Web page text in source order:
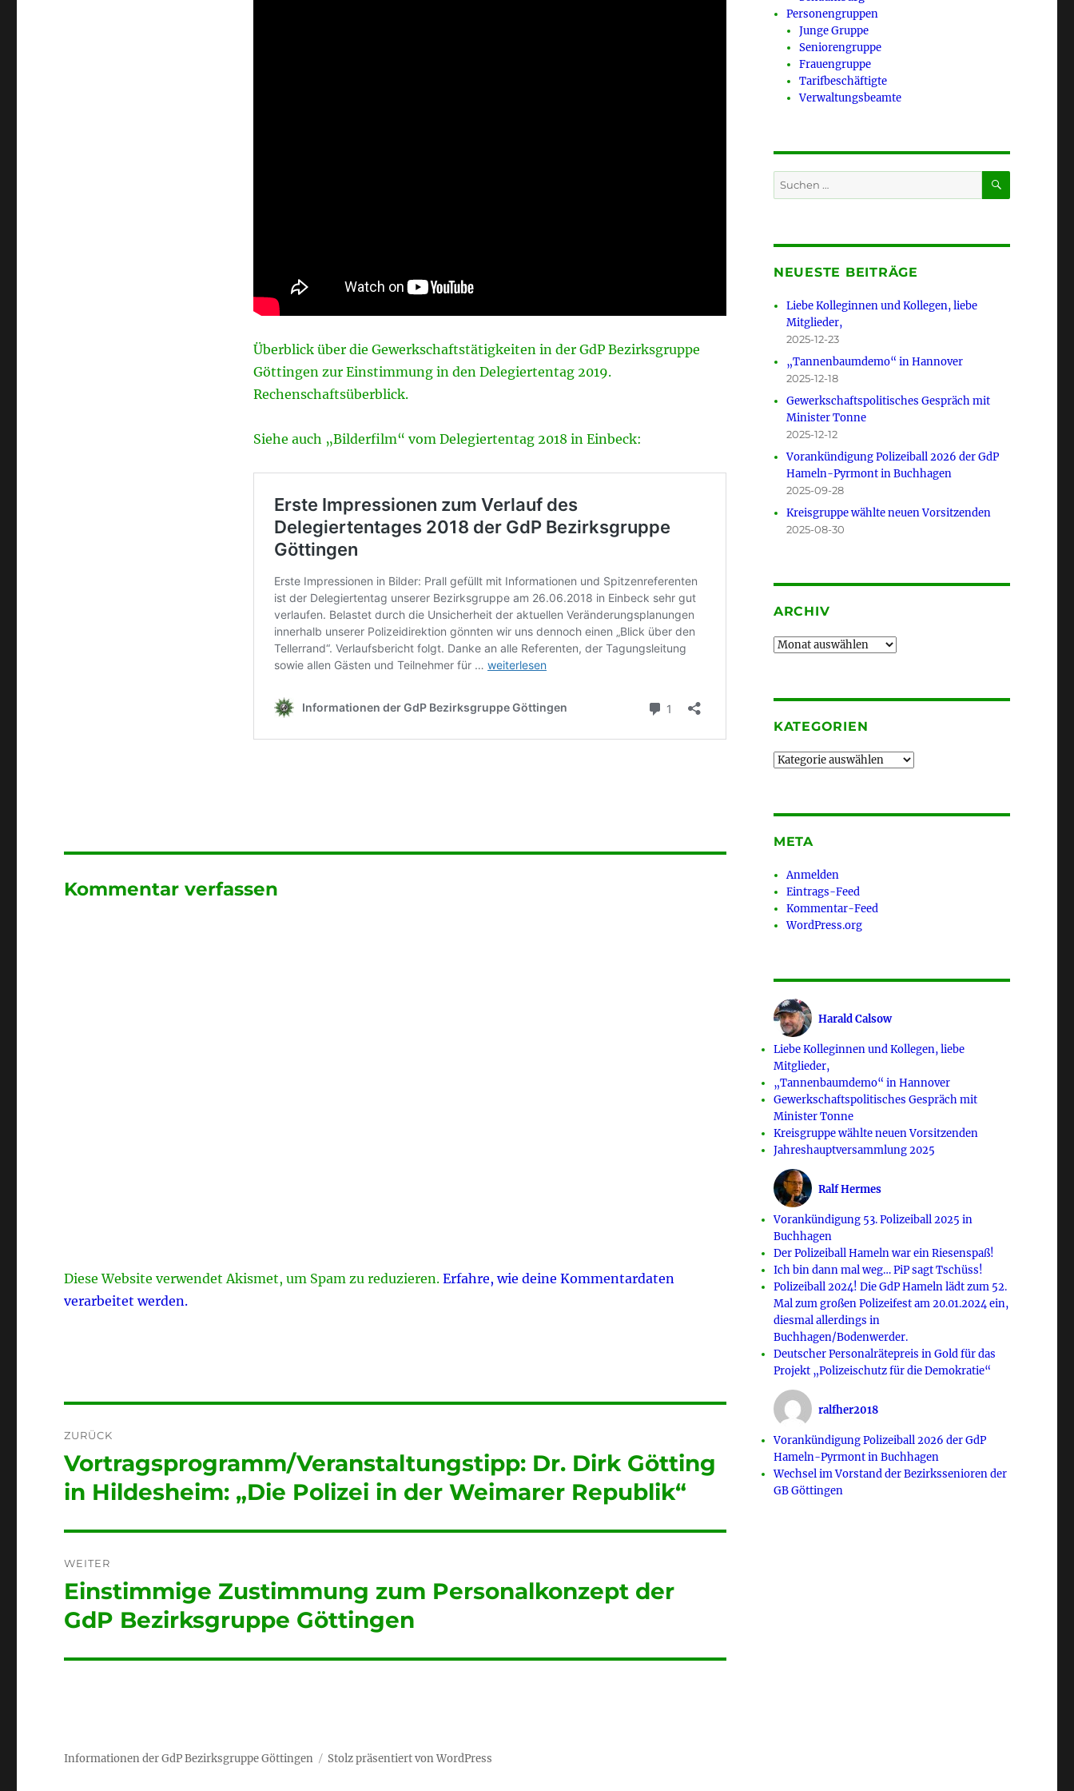
Überblick über die Gewerkschaftstätigkeiten in der GdP Bezirksgruppe
Göttingen zur Einstimmung in den Delegiertentag 2019.
Rechenschaftsüberblick.
Siehe auch „Bilderfilm“ vom Delegiertentag 2018 in Einbeck:
Kommentar verfassen
Diese Website verwendet Akismet, um Spam zu reduzieren.Erfahre, wie deine Kommentardaten
verarbeitet werden.
ZURÜCK
Vorheriger
Beitrag:
Vortragsprogramm/Veranstaltungstipp: Dr. Dirk Götting
in Hildesheim: „Die Polizei in der Weimarer Republik“
WEITER
Nächster
Beitrag:
Einstimmige Zustimmung zum Personalkonzept der
GdP Bezirksgruppe Göttingen
Personengruppen
Junge Gruppe
Seniorengruppe
Frauengruppe
Tarifbeschäftigte
Verwaltungsbeamte
Suchen
nach:
SUCHEN
NEUESTE BEITRÄGE
Liebe Kolleginnen und Kollegen, liebe
Mitglieder,
2025-12-23
„Tannenbaumdemo“ in Hannover
2025-12-18
Gewerkschaftspolitisches Gespräch mit
Minister Tonne
2025-12-12
Vorankündigung Polizeiball 2026 der GdP
Hameln-Pyrmont in Buchhagen
2025-09-28
Kreisgruppe wählte neuen Vorsitzenden
2025-08-30
ARCHIV
Archiv
KATEGORIEN
Kategorien
META
Anmelden
Eintrags-Feed
Kommentar-Feed
WordPress.org
Harald Calsow
Liebe Kolleginnen und Kollegen, liebe
Mitglieder,
„Tannenbaumdemo“ in Hannover
Gewerkschaftspolitisches Gespräch mit
Minister Tonne
Kreisgruppe wählte neuen Vorsitzenden
Jahreshauptversammlung 2025
Ralf Hermes
Vorankündigung 53. Polizeiball 2025 in
Buchhagen
Der Polizeiball Hameln war ein Riesenspaß!
Ich bin dann mal weg… PiP sagt Tschüss!
Polizeiball 2024! Die GdP Hameln lädt zum 52.
Mal zum großen Polizeifest am 20.01.2024 ein,
diesmal allerdings in
Buchhagen/Bodenwerder.
Deutscher Personalrätepreis in Gold für das
Projekt „Polizeischutz für die Demokratie“
ralfher2018
Vorankündigung Polizeiball 2026 der GdP
Hameln-Pyrmont in Buchhagen
Wechsel im Vorstand der Bezirkssenioren der
GB Göttingen
Informationen der GdP Bezirksgruppe Göttingen Stolz präsentiert von WordPress